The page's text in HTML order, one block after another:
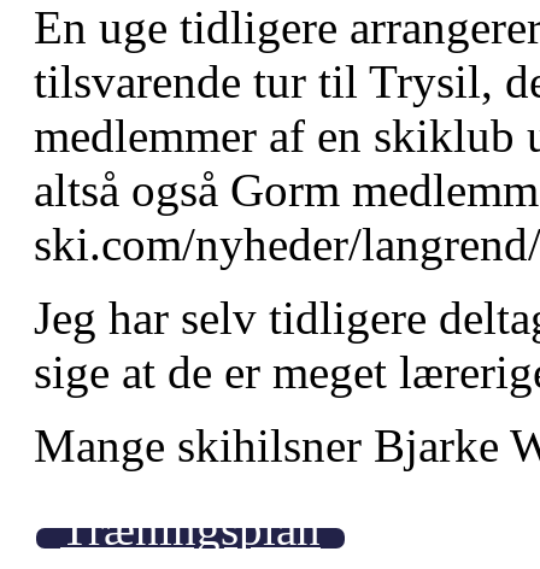
En uge tidligere
tilsvarende tur til Trysil,
medlemmer af en skiklub
altså også Gorm
ski.com/nyheder/
Jeg har selv tidligere
sige at de er meget
Mange skihilsner Bjarke
Træningsplan